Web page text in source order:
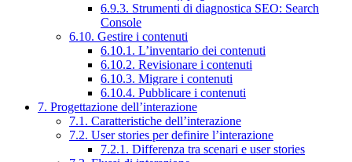
6.9.3. Strumenti di diagnostica SEO: Search
Console
6.10. Gestire i contenuti
6.10.1. L’inventario dei contenuti
6.10.2. Revisionare i contenuti
6.10.3. Migrare i contenuti
6.10.4. Pubblicare i contenuti
7. Progettazione dell’interazione
7.1. Caratteristiche dell’interazione
7.2. User stories per definire l’interazione
7.2.1. Differenza tra scenari e user stories